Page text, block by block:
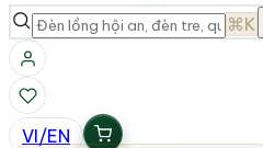
⌘K
VI/EN